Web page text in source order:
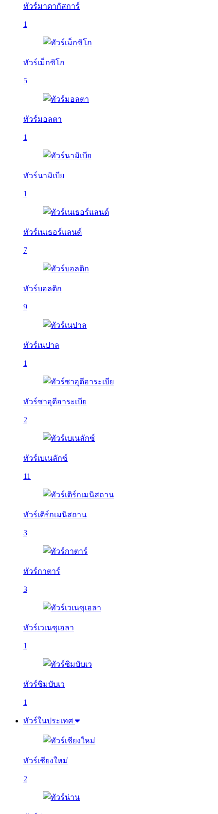
ทัวร์มาดากัสการ์
1
ทัวร์เม็กซิโก
5
ทัวร์มอลตา
1
ทัวร์นามิเบีย
1
ทัวร์เนเธอร์แลนด์
7
ทัวร์บอลติก
9
ทัวร์เนปาล
1
ทัวร์ซาอุดีอาระเบีย
2
ทัวร์เบเนลักซ์
11
ทัวร์เติร์กเมนิสถาน
3
ทัวร์กาตาร์
3
ทัวร์เวเนซุเอลา
1
ทัวร์ซิมบับเว
1
ทัวร์ในประเทศ
ทัวร์เชียงใหม่
2